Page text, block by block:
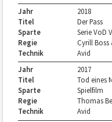
Jahr
2018
Titel
Der Pass
Sparte
Serie VoD
Regie
Cyrill Boss
Technik
Avid
Jahr
2017
Titel
Tod eines
Sparte
Spielfilm
Regie
Thomas
Technik
Avid